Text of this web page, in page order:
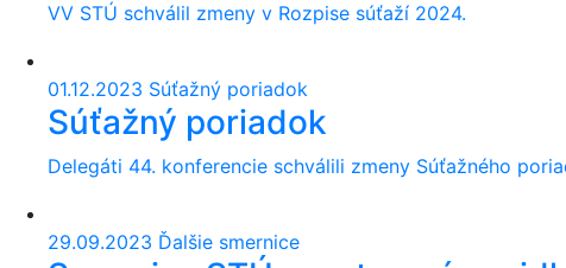
VV STÚ schválil zmeny v Rozpise súťaží 2024.
01.12.2023 Súťažný poriadok
Súťažný poriadok
Delegáti 44. konferencie schválili zmeny Súťažného
29.09.2023 Ďalšie smernice